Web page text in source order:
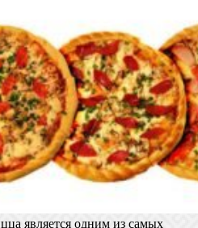
является одним из самых